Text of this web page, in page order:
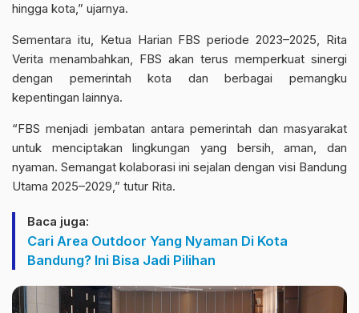
hingga kota,” ujarnya.
Sementara itu, Ketua Harian FBS periode 2023–2025, Rita
Verita menambahkan, FBS akan terus memperkuat sinergi
dengan pemerintah kota dan berbagai pemangku
kepentingan lainnya.
“FBS menjadi jembatan antara pemerintah dan masyarakat
untuk menciptakan lingkungan yang bersih, aman, dan
nyaman. Semangat kolaborasi ini sejalan dengan visi Bandung
Utama 2025–2029,” tutur Rita.
Baca juga:
Cari Area Outdoor Yang Nyaman Di Kota
Bandung? Ini Bisa Jadi Pilihan